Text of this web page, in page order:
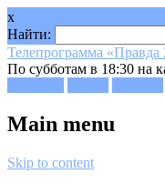
x
Найти:
Телепрограмма «Правда
По субботам в 18:30 на
Main menu
Skip to content